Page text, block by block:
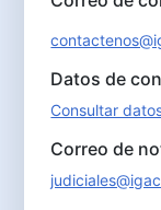
Datos de
Consultar
Correo de